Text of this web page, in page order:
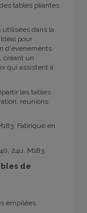
tables pliantes
utilisées dans la
pour
d'événements
créant un
qui assistent à
les tables
réunions
Fabriqué en
24u. M183.
de
empilées.